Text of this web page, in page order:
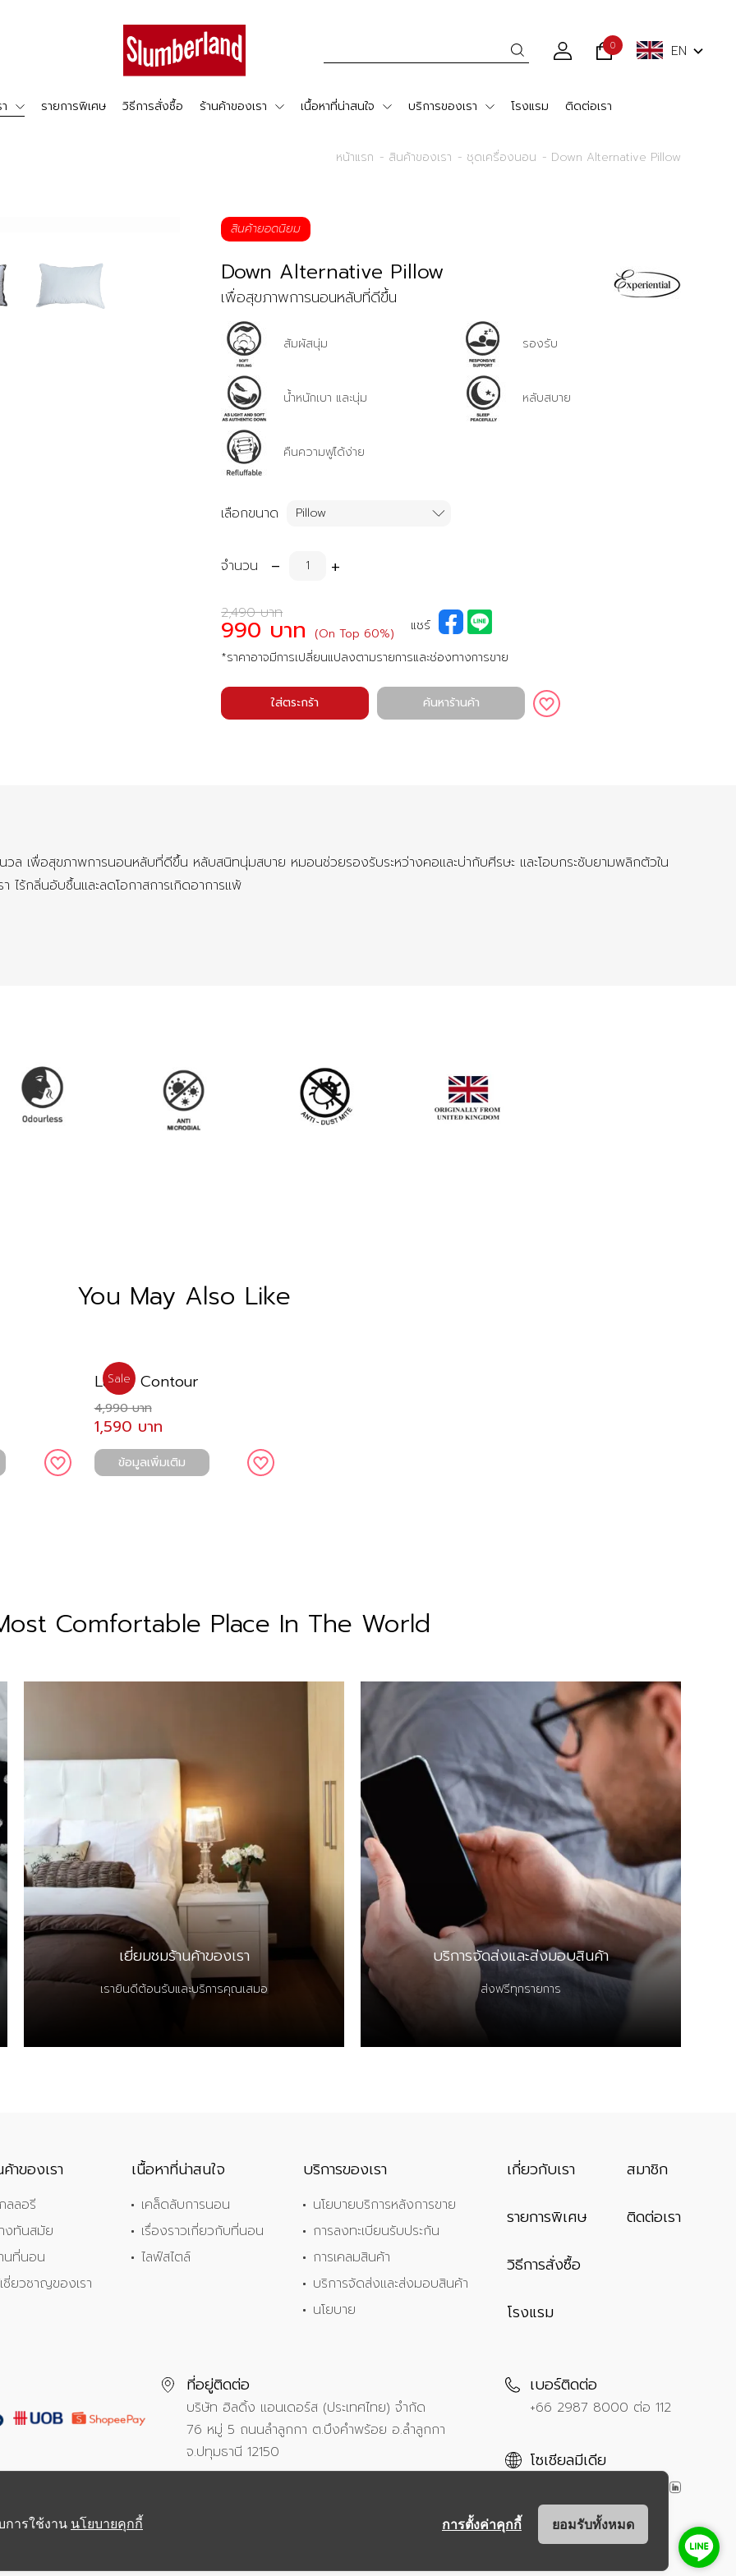
0 EN
รายการพิเศษ วิธีการสั่งซื้อ ร้านค้าของเรา เนื้อหาที่น่าสนใจ บริการของเรา โรงแรม ติดต่อเรา
หน้าแรก สินค้าของเรา ชุดเครื่องนอน Down Alternative Pillow
สินค้ายอดนิยม
Down Alternative Pillow
เพื่อสุขภาพการนอนหลับที่ดีขึ้น
สัมผัสนุ่ม รองรับ
น้ำหนักเบา และนุ่ม หลับสบาย
คืนความฟูได้ง่าย
เลือกขนาด
จำนวน - +
2,490 บาท
990 บาท (On Top 60%)
แชร์
*ราคาอาจมีการเปลี่ยนแปลงตามรายการและช่องทางการขาย
ใส่ตระกร้า ค้นหาร้านค้า
ล เพื่อสุขภาพการนอนหลับที่ดีขึ้น หลับสนิทนุ่มสบาย หมอนช่วยรองรับระหว่างคอและบ่ากับศีรษะ และโอบกระชับยามพลิกตัวใน
ไร้กลิ่นอับชื้นและลดโอกาสการเกิดอาการแพ้
You May Also Like
Sale
Latex Contour
4,990 บาท
1,590 บาท
ข้อมูลเพิ่มเติม
Comfortable Place In The World
เยี่ยมชมร้านค้าของเรา
เรายินดีต้อนรับและบริการคุณเสมอ
บริการจัดส่งและส่งมอบสินค้า
ส่งฟรีทุกรายการ
ค้าของเรา
ลลอรี
งทันสมัย
นที่นอน
ชี่ยวชาญของเรา
เนื้อหาที่น่าสนใจ
เคล็ดลับการนอน
เรื่องราวเกี่ยวกับที่นอน
ไลฟ์สไตล์
บริการของเรา
นโยบายบริการหลังการขาย
การลงทะเบียนรับประกัน
การเคลมสินค้า
บริการจัดส่งและส่งมอบสินค้า
นโยบาย
เกี่ยวกับเรา
รายการพิเศษ
วิธีการสั่งซื้อ
โรงแรม
สมาชิก
ติดต่อเรา
ที่อยู่ติดต่อ
บริษัท ฮิลดิ้ง แอนเดอร์ส (ประเทศไทย) จำกัด
76 หมู่ 5 ถนนลำลูกกา ต.บึงคำพร้อย อ.ลำลูกกา
จ.ปทุมธานี 12150
เบอร์ติดต่อ
+66 2987 8000 ต่อ 112
โซเชียลมีเดีย
การใช้งาน นโยบายคุกกี้ ยอมรับทั้งหมด
การตั้งค่าคุกกี้